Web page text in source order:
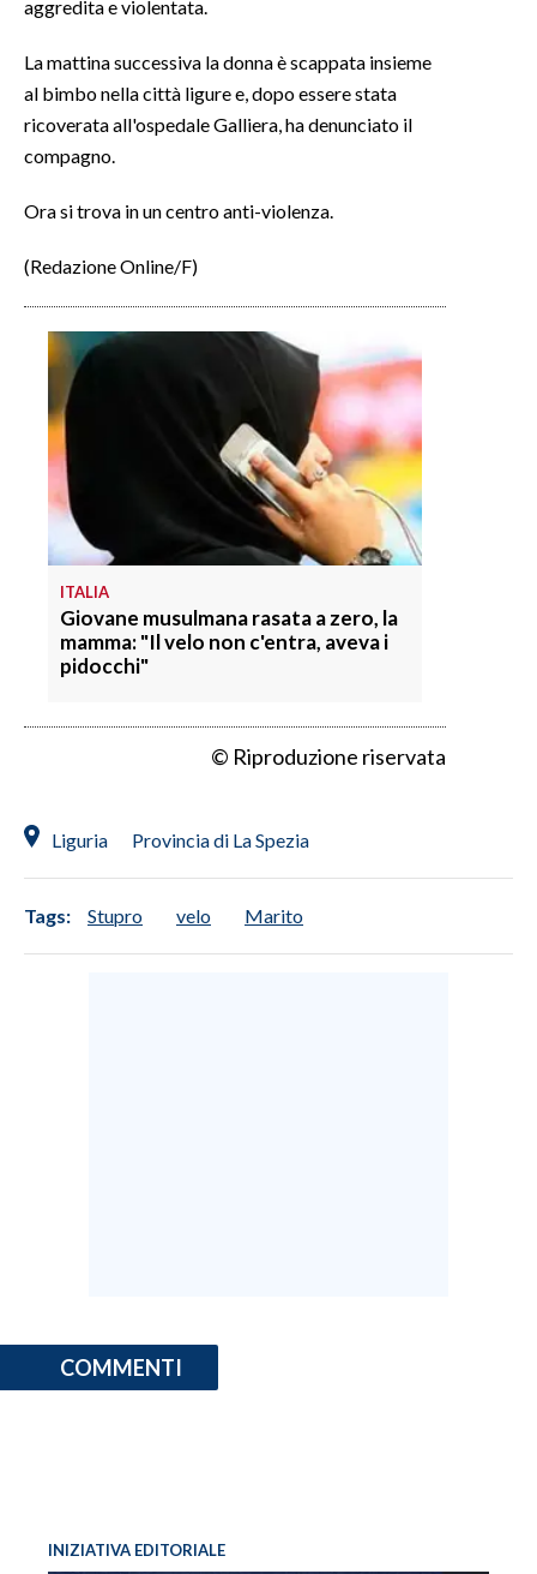
INFO AZIENDE
ANNUNCI
NECROLOGI
PUBBLICITÀ
aggredita e violentata.
La mattina successiva la donna è scappata insieme
al bimbo nella città ligure e, dopo essere stata
ricoverata all'ospedale Galliera, ha denunciato il
compagno.
Ora si trova in un centro anti-violenza.
(Redazione Online/F)
ITALIA
Giovane musulmana rasata a zero, la
mamma: "Il velo non c'entra, aveva i
pidocchi"
© Riproduzione riservata
Liguria Provincia di La Spezia
Tags: Stupro velo Marito
COMMENTI
INIZIATIVA EDITORIALE